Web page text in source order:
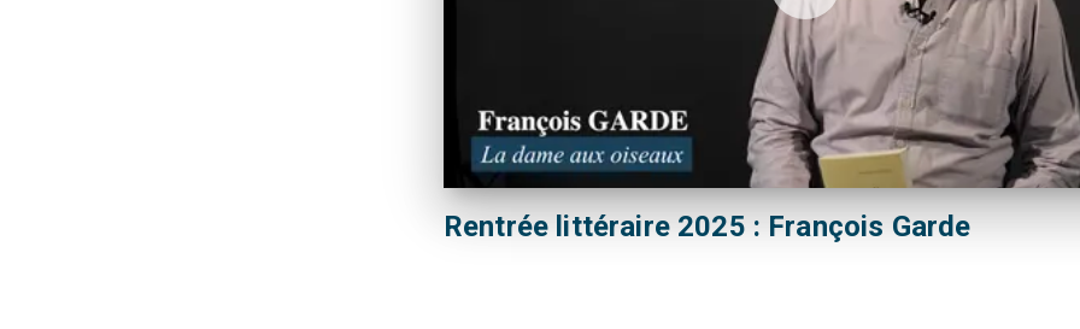
Rentrée littéraire 2025 : François Garde